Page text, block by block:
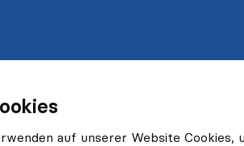
auf unserer Website Cookies,